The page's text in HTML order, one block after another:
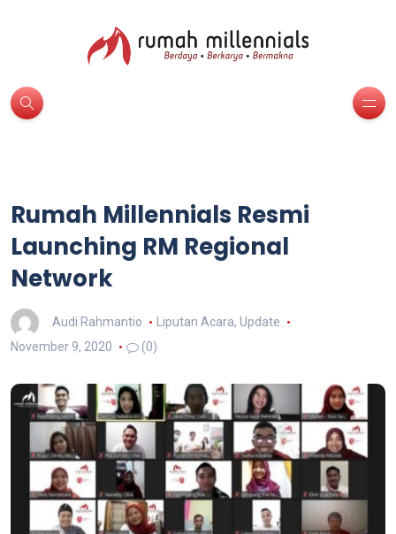
Rumah Millennials Resmi
Launching RM Regional
Network
Audi Rahmantio Liputan Acara, Update
November 9, 2020
(0)